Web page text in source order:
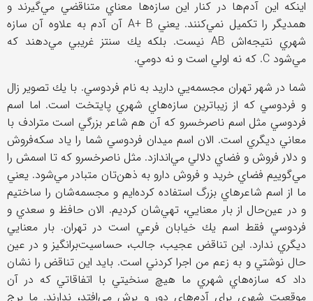
اينكه اين آدم‌ها در كنار اين سازه‌ها معناي متناقضي مي‌گيرند و
همديگر را تكميل نمي‌كنند. يعني A+ B آن آدم به علاوه آن سازه
شهري نتيجه‌اش AB نيست. بلكه يك سنتز غريبي مي‌دهند كه
مي‌شود C. كه نه اولي است و نه دومي.
شما در شهر تهران مجسمه‌يي داريد به نام فردوسي. با يك تصوير زال
و فردوسي كه از زيباترين سازه‌هاي شهري پايتخت است. اما اسم
فردوسي مثل اسم ناصرخسرو كه آن هم شاعر بزرگي است مترادف با
معاني ديگري است. الان اسم ميدان فردوسي شما را ياد سكه‌فروش
و دلار فروش و فضاي دلالي مي‌اندازد. مثل ناصرخسرو كه تا اسمش را
مي‌گوييم فضاي خريد و فروش دارو به ذهن‌تان متبادر مي‌شود. يعني
ما از اسم شاعرهاي بزرگ استفاده كرده‌ايم و مجسمه‌شان را ساختيم
و در عين‌حال از بار معنايي، تهي‌شان كرديم. الان حافظ و سعدي و
فردوسي فقط اسم يك خيابان فرعي است در تهران. بار معنايي
ديگري ندارد. اين تناقض عجيب، جالب، حساسيت‌برانگيز و در عين
حال نوشتي و به زعم من اجرا كردني است. بايد اين تناقض را نشان
داد كه سازه‌هاي شهري ما هيچ سنخيتي با اتفاقاتي كه در آن
موقعيت شهري براي آدم‌هاي دور و برش مي‌‌افتد، ندارند. ما برج